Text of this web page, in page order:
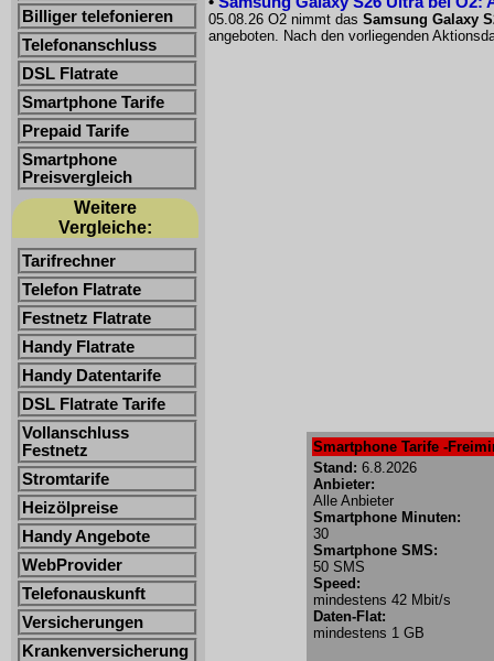
Billiger telefonieren
Telefonanschluss
DSL Flatrate
Smartphone Tarife
Prepaid Tarife
Smartphone
Preisvergleich
Weitere
Vergleiche:
Tarifrechner
Telefon Flatrate
Festnetz Flatrate
Handy Flatrate
Handy Datentarife
DSL Flatrate Tarife
Vollanschluss
Festnetz
Stromtarife
Heizölpreise
Handy Angebote
WebProvider
Telefonauskunft
Versicherungen
Krankenversicherung
05.08.26 O2 nimmt das Samsung Galaxy
angeboten. Nach den vorliegenden
Smartphone Tarife -
Stand: 6.8.2026
Anbieter:
Alle Anbieter
Smartphone Minuten:
30
Smartphone SMS:
50 SMS
Speed:
mindestens 42 Mbit/s
Daten-Flat:
mindestens 1 GB